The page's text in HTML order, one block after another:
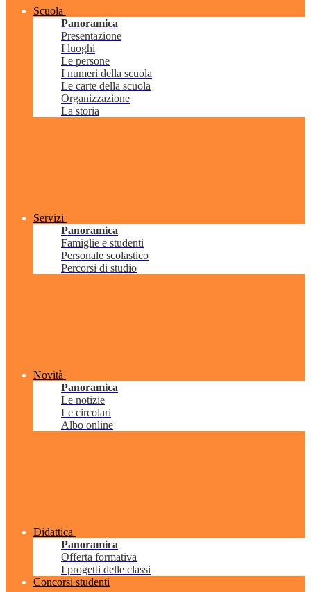
Scuola
Panoramica
Presentazione
I luoghi
Le persone
I numeri della scuola
Le carte della scuola
Organizzazione
La storia
Servizi
Panoramica
Famiglie e studenti
Personale scolastico
Percorsi di studio
Novità
Panoramica
Le notizie
Le circolari
Albo online
Didattica
Panoramica
Offerta formativa
I progetti delle classi
Concorsi studenti